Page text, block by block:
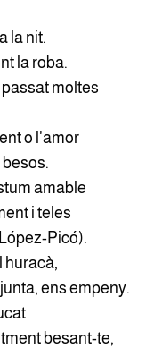
la nit.
la roba.
moltes
o l'amor
amable
i teles
Picó).
huracà,
ens empeny.
besant-te,